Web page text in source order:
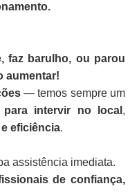
faz barulho, ou parou
aumentar!
— temos sempre um
intervir no local ,
eficiência.
assistência imediata.
de confiança,